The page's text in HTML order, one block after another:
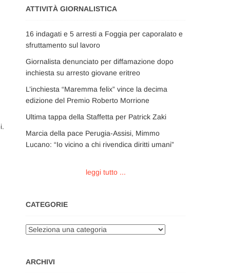
ATTIVITÀ GIORNALISTICA
16 indagati e 5 arresti a Foggia per caporalato e
sfruttamento sul lavoro
Giornalista denunciato per diffamazione dopo
inchiesta su arresto giovane eritreo
L’inchiesta “Maremma felix” vince la decima
edizione del Premio Roberto Morrione
Ultima tappa della Staffetta per Patrick Zaki
Marcia della pace Perugia-Assisi, Mimmo
Lucano: “Io vicino a chi rivendica diritti umani”
leggi tutto ...
CATEGORIE
Categorie
ARCHIVI